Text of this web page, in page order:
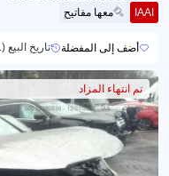
IAAI معها مفاتيح
أضف إلى المفضلة تاريخ البيع (1)
تم انتهاء المزاد